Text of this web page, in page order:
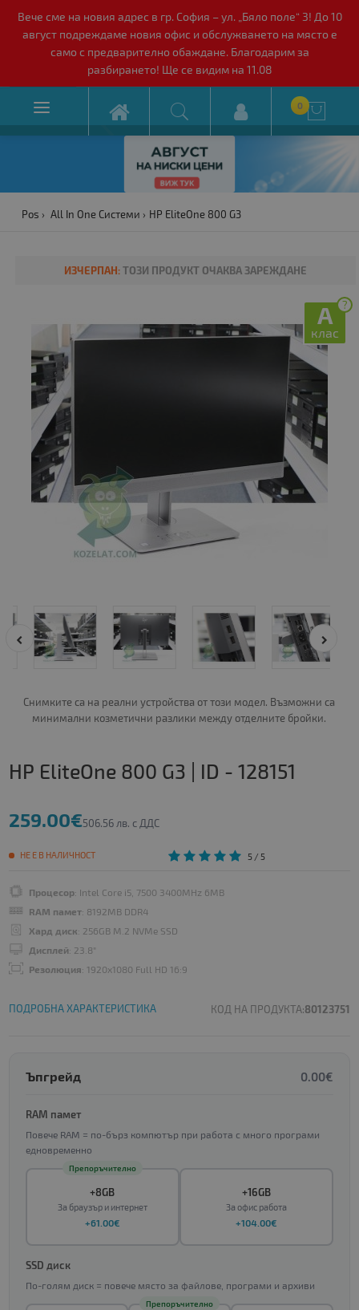
Вече сме на новия адрес в гр. София – ул. „Бяло поле“ 3! До 10
август подреждаме новия офис и обслужването на място е
само с предварително обаждане. Благодарим за
разбирането! Ще се видим на 11.08
 0 
Pos All In One Системи HP EliteOne 800 G3
ИЗЧЕРПАН:ТОЗИ ПРОДУКТ ОЧАКВА ЗАРЕЖДАНЕ
?
A
клас
Снимките са на реални устройства от този модел. Възможни са
минимални козметични разлики между отделните бройки.
HP EliteOne 800 G3 | ID - 128151
259.00€506.56 лв. с ДДС
НЕ Е В НАЛИЧНОСТ 5 / 5
Процесор: Intel Core i5, 7500 3400MHz 6MB
RAM памет: 8192MB DDR4
Хард диск: 256GB M.2 NVMe SSD
Дисплей: 23.8"
Резолюция: 1920x1080 Full HD 16:9
ПОДРОБНА ХАРАКТЕРИСТИКА КОД НА ПРОДУКТА:80123751
Ъпгрейд 0.00€
RAM памет
Повече RAM = по-бърз компютър при работа с много програми
едновременно
+8GB
За браузър и интернет
+61.00€
Препоръчително
+16GB
За офис работа
+104.00€
SSD диск
По-голям диск = повече място за файлове, програми и архиви
Препоръчително